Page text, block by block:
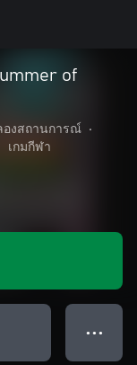
of
องสถานการณ์
•
เกมกีฬา
● ● ●